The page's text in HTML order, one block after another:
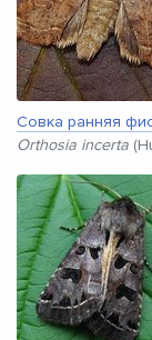
Совка ранняя
Orthosia incerta